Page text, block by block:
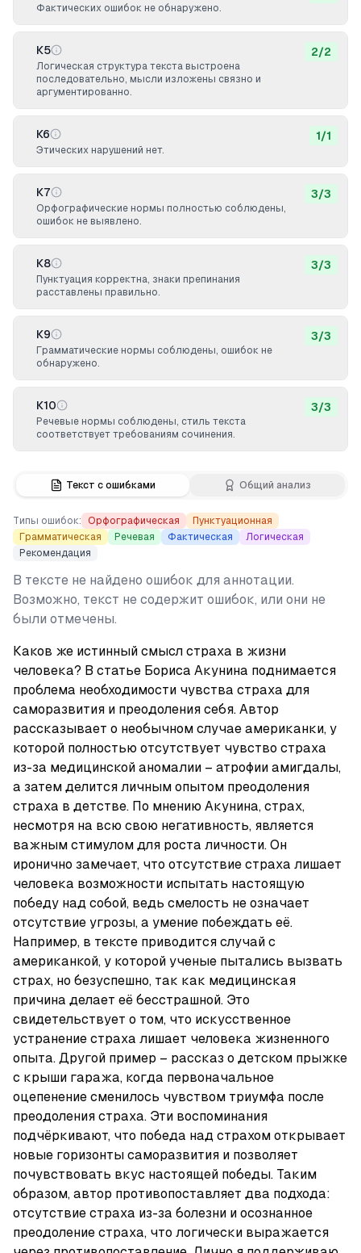
Текст с ошибками Общий анализ
Типы ошибок: Орфографическая
Пунктуационная
Грамматическая
Речевая Фактическая
Логическая
Рекомендация
В тексте не найдено ошибок для аннотации.
Возможно, текст не содержит ошибок, или они не
были отмечены.
Каков же истинный смысл страха в жизни
человека? В статье Бориса Акунина поднимается
проблема необходимости чувства страха для
саморазвития и преодоления себя. Автор
рассказывает о необычном случае американки, у
которой полностью отсутствует чувство страха
из-за медицинской аномалии – атрофии амигдалы,
а затем делится личным опытом преодоления
страха в детстве. По мнению Акунина, страх,
несмотря на всю свою негативность, является
важным стимулом для роста личности. Он
иронично замечает, что отсутствие страха лишает
человека возможности испытать настоящую
победу над собой, ведь смелость не означает
отсутствие угрозы, а умение побеждать её.
Например, в тексте приводится случай с
американкой, у которой ученые пытались вызвать
страх, но безуспешно, так как медицинская
причина делает её бесстрашной. Это
свидетельствует о том, что искусственное
устранение страха лишает человека жизненного
опыта. Другой пример – рассказ о детском прыжке
с крыши гаража, когда первоначальное
оцепенение сменилось чувством триумфа после
преодоления страха. Эти воспоминания
подчёркивают, что победа над страхом открывает
новые горизонты саморазвития и позволяет
почувствовать вкус настоящей победы. Таким
образом, автор противопоставляет два подхода:
отсутствие страха из-за болезни и осознанное
преодоление страха, что логически выражается
Фактических ошибок не обнаружено.
К5
Логическая структура текста выстроена
последовательно, мысли изложены связно и
аргументированно.
2/2
К6
Этических нарушений нет.
1/1
К7
Орфографические нормы полностью соблюдены,
ошибок не выявлено.
3/3
К8
Пунктуация корректна, знаки препинания
расставлены правильно.
3/3
К9
Грамматические нормы соблюдены, ошибок не
обнаружено.
3/3
К10
Речевые нормы соблюдены, стиль текста
соответствует требованиям сочинения.
3/3